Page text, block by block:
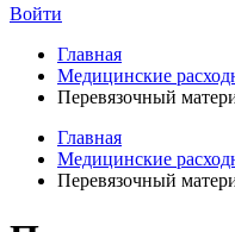
Войти
Главная
Медицинские
Перевязочный
Главная
Медицинские
Перевязочный